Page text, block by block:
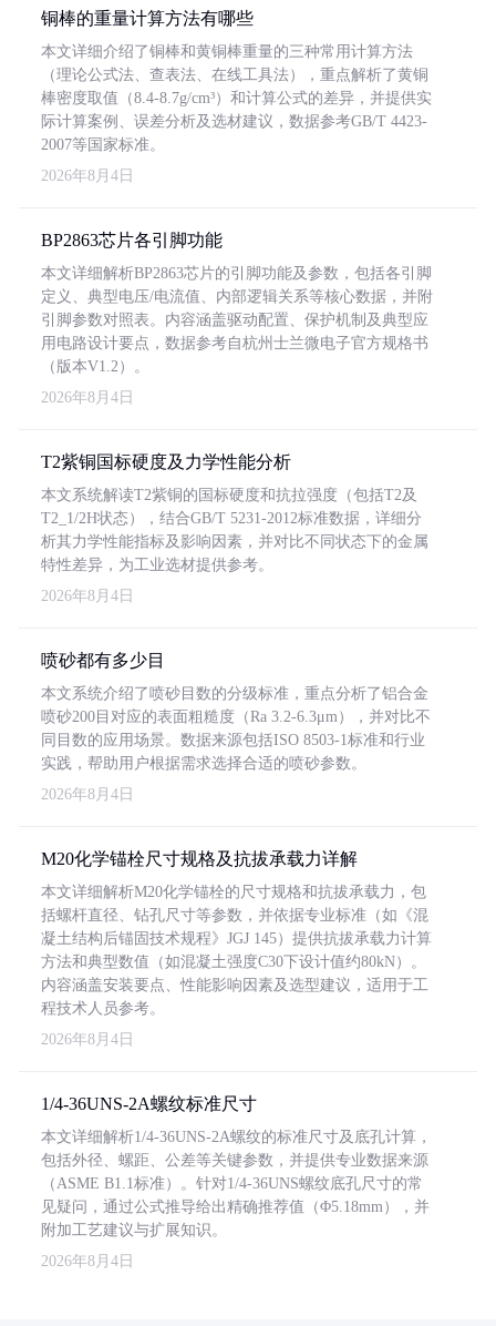
铜棒的重量计算方法有哪些
本文详细介绍了铜棒和黄铜棒重量的三种常用计算方法
（理论公式法、查表法、在线工具法），重点解析了黄铜
棒密度取值（8.4-8.7g/cm³）和计算公式的差异，并提供实
际计算案例、误差分析及选材建议，数据参考GB/T 4423-
2007等国家标准。
2026年8月4日
BP2863芯片各引脚功能
本文详细解析BP2863芯片的引脚功能及参数，包括各引脚
定义、典型电压/电流值、内部逻辑关系等核心数据，并附
引脚参数对照表。内容涵盖驱动配置、保护机制及典型应
用电路设计要点，数据参考自杭州士兰微电子官方规格书
（版本V1.2）。
2026年8月4日
T2紫铜国标硬度及力学性能分析
本文系统解读T2紫铜的国标硬度和抗拉强度（包括T2及
T2_1/2H状态），结合GB/T 5231-2012标准数据，详细分
析其力学性能指标及影响因素，并对比不同状态下的金属
特性差异，为工业选材提供参考。
2026年8月4日
喷砂都有多少目
本文系统介绍了喷砂目数的分级标准，重点分析了铝合金
喷砂200目对应的表面粗糙度（Ra 3.2-6.3μm），并对比不
同目数的应用场景。数据来源包括ISO 8503-1标准和行业
实践，帮助用户根据需求选择合适的喷砂参数。
2026年8月4日
M20化学锚栓尺寸规格及抗拔承载力详解
本文详细解析M20化学锚栓的尺寸规格和抗拔承载力，包
括螺杆直径、钻孔尺寸等参数，并依据专业标准（如《混
凝土结构后锚固技术规程》JGJ 145）提供抗拔承载力计算
方法和典型数值（如混凝土强度C30下设计值约80kN）。
内容涵盖安装要点、性能影响因素及选型建议，适用于工
程技术人员参考。
2026年8月4日
1/4-36UNS-2A螺纹标准尺寸
本文详细解析1/4-36UNS-2A螺纹的标准尺寸及底孔计算，
包括外径、螺距、公差等关键参数，并提供专业数据来源
（ASME B1.1标准）。针对1/4-36UNS螺纹底孔尺寸的常
见疑问，通过公式推导给出精确推荐值（Φ5.18mm），并
附加工艺建议与扩展知识。
2026年8月4日